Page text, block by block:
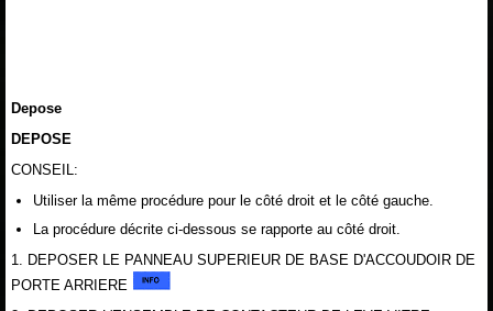
Depose
DEPOSE
CONSEIL:
Utiliser la même procédure pour le côté droit et le côté gauche.
La procédure décrite ci-dessous se rapporte au côté droit.
1. DEPOSER LE PANNEAU SUPERIEUR DE BASE D'ACCOUDOIR DE
PORTE ARRIERE